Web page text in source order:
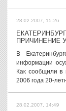
28.02.2007, 15:26
ПРИЧИНЕНИЕ
В
информации
Как сообщили в
2006 года 20-
28.02.2007, 14:49